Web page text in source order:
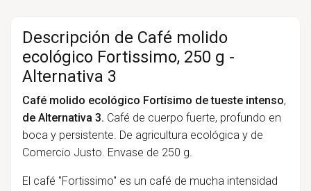
Descripción de Café molido
ecológico Fortissimo, 250 g -
Alternativa 3
Café molido ecológico Fortísimo de tueste intenso,
de Alternativa 3. Café de cuerpo fuerte, profundo en
boca y persistente. De agricultura ecológica y de
Comercio Justo. Envase de 250 g.
El café "Fortissimo" es un café de mucha intensidad